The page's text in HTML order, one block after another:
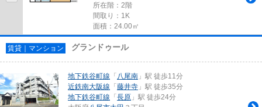
所在階：2階
間取り：1K
面積：24.00㎡
賃貸｜マンション グランドゥール
地下鉄谷町線 「 八尾南 」駅 徒歩11分
近鉄南大阪線 「藤井寺 」駅 徒歩35分
地下鉄谷町線 「長原 」駅 徒歩24分